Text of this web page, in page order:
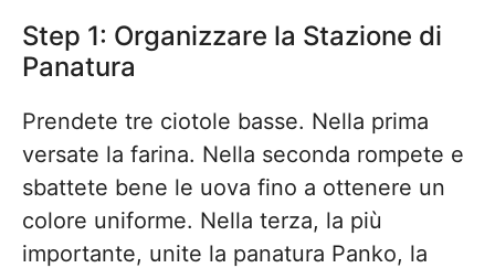
Step 1: Organizzare la Stazione di
Panatura
Prendete tre ciotole basse. Nella prima
versate la farina. Nella seconda rompete e
sbattete bene le uova fino a ottenere un
colore uniforme. Nella terza, la più
importante, unite la panatura Panko, la